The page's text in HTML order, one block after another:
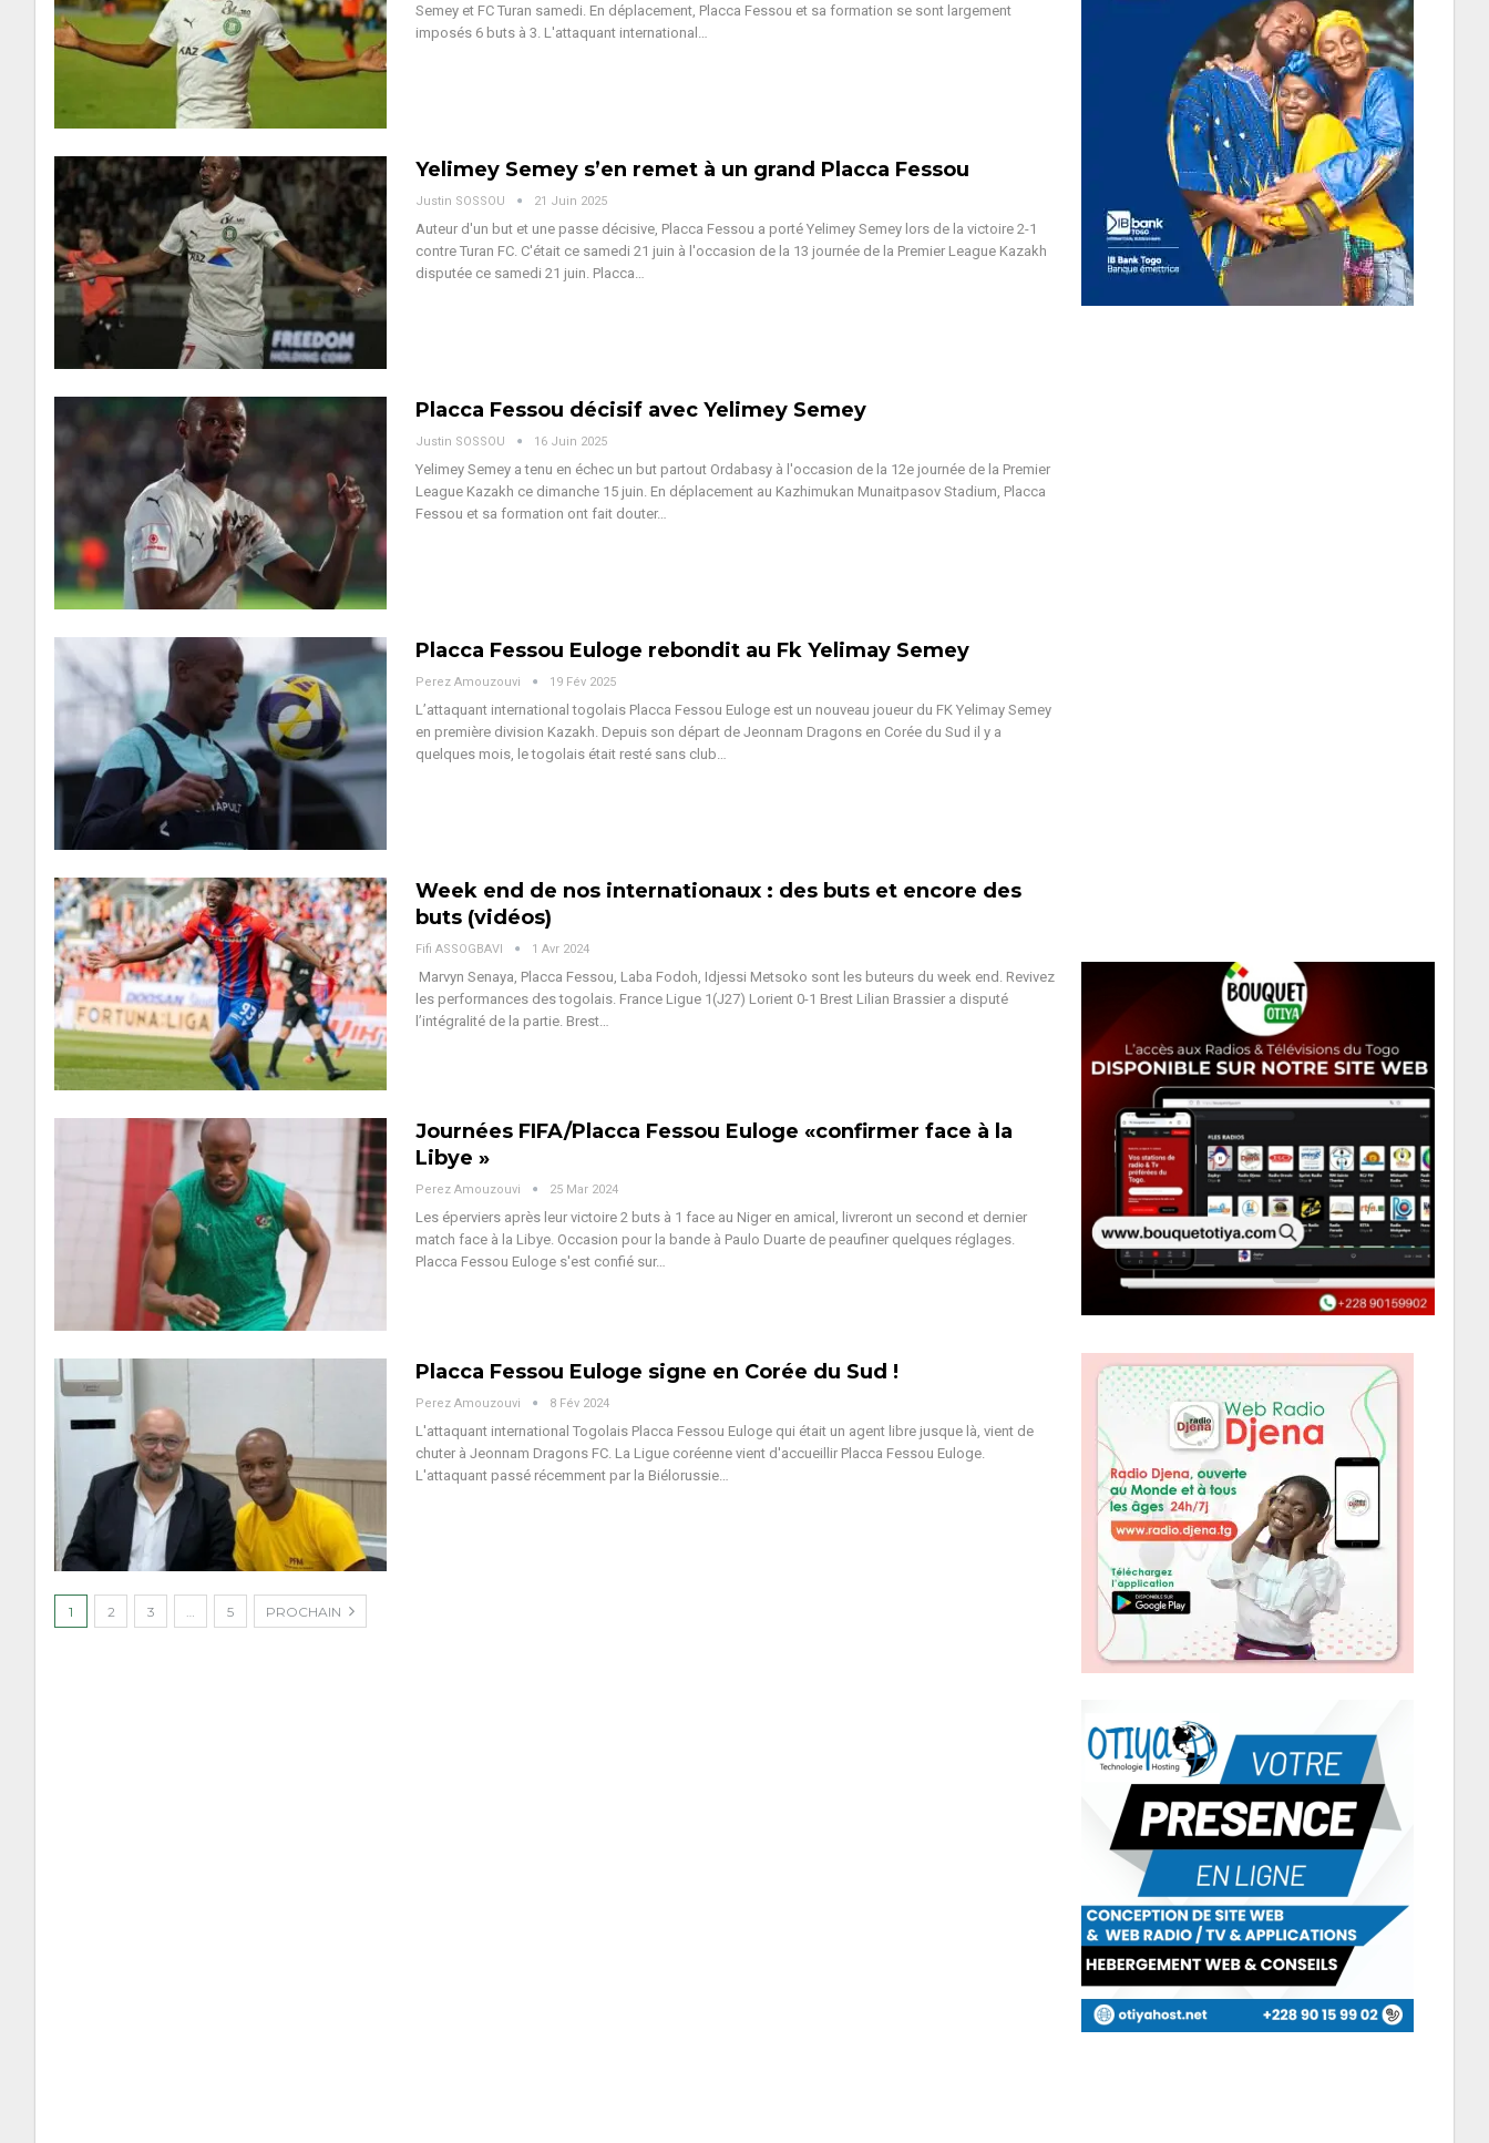
Semey et FC Turan samedi. En déplacement, Placca Fessou et sa formation se sont largement
imposés 6 buts à 3. L'attaquant international
Yelimey Semey s’en remet à un grand Placca Fessou
Justin SOSSOU 21 Juin 2025
Auteur d'un but et une passe décisive, Placca Fessou a porté Yelimey Semey lors de la victoire 2-1
contre Turan FC. C'était ce samedi 21 juin à l'occasion de la 13 journée de la Premier League Kazakh
disputée ce samedi 21 juin. Placca
Placca Fessou décisif avec Yelimey Semey
Justin SOSSOU 16 Juin 2025
Yelimey Semey a tenu en échec un but partout Ordabasy à l'occasion de la 12e journée de la Premier
League Kazakh ce dimanche 15 juin. En déplacement au Kazhimukan Munaitpasov Stadium, Placca
Fessou et sa formation ont fait douter…
Placca Fessou Euloge rebondit au Fk Yelimay Semey
Perez Amouzouvi 19 Fév 2025
L’attaquant international togolais Placca Fessou Euloge est un nouveau joueur du FK Yelimay Semey
en première division Kazakh. Depuis son départ de Jeonnam Dragons en Corée du Sud il y a
quelques mois, le togolais était resté sans club
Week end de nos internationaux : des buts et encore des
buts (vidéos)
Fifi ASSOGBAVI 1 Avr 2024
Marvyn Senaya, Placca Fessou, Laba Fodoh, Idjessi Metsoko sont les buteurs du week end. Revivez
les performances des togolais. France Ligue 1(J27) Lorient 0-1 Brest Lilian Brassier a disputé
l’intégralité de la partie. Brest
Journées FIFA/Placca Fessou Euloge «confirmer face à la
Libye »
Perez Amouzouvi 25 Mar 2024
Les éperviers après leur victoire 2 buts à 1 face au Niger en amical, livreront un second et dernier
match face à la Libye. Occasion pour la bande à Paulo Duarte de peaufiner quelques réglages.
Placca Fessou Euloge s'est confié sur…
Placca Fessou Euloge signe en Corée du Sud !
Perez Amouzouvi 8 Fév 2024
L'attaquant international Togolais Placca Fessou Euloge qui était un agent libre jusque là, vient de
chuter à Jeonnam Dragons FC. La Ligue coréenne vient d'accueillir Placca Fessou Euloge.
L'attaquant passé récemment par la Biélorussie
1 2 3 5 PROCHAIN